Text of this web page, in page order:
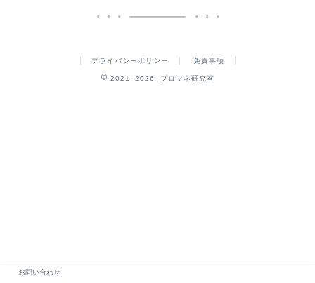
プライバシーポリシー 免責事項
2021–2026 プロマネ研究室
お問い合わせ